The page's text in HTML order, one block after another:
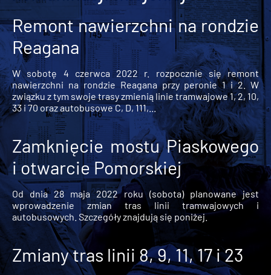
Remont nawierzchni na rondzie
Reagana
W sobotę 4 czerwca 2022 r. rozpocznie się remont
nawierzchni na rondzie Reagana przy peronie 1 i 2. W
związku z tym swoje trasy zmienią linie tramwajowe 1, 2, 10,
33 i 70 oraz autobusowe C, D, 111,...
Zamknięcie mostu Piaskowego
i otwarcie Pomorskiej
Od dnia 28 maja 2022 roku (sobota) planowane jest
wprowadzenie zmian tras linii tramwajowych i
autobusowych. Szczegóły znajdują się poniżej.
Zmiany tras linii 8, 9, 11, 17 i 23